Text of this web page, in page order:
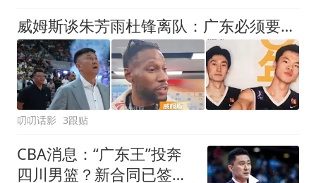
威姆斯谈朱芳雨杜锋离队：广东必须要走这一步 相信他们会再次回归
叨叨话影 3跟贴
CBA消息：“广东王”投奔
四川男篮？新合同已签